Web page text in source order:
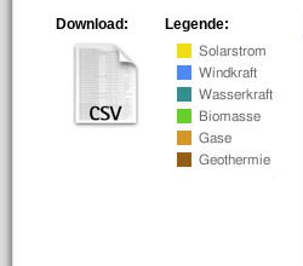
Legende:
Download: